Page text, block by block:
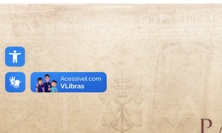
Open toolbar